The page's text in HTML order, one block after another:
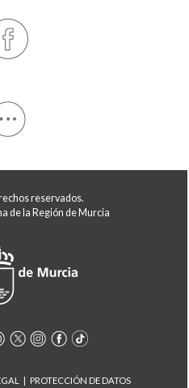
reservados.
de la Región de Murcia
PROTECCIÓN DE DATOS